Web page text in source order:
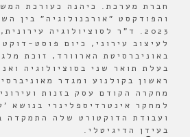
חברת מערכת. כיהנה כעורכת
2023. ד"ר לסוציולוגיה
לעיצוב עירוני, כיום פוסט-
באוניברסיטת הארוורד, זוכת
בעלת תואר שני בסוציולוגיה
ראשון בקולנוע ומגדר
מחקרה הקודם עסק בזנות
למחקר אינטרדיספלינרי בנושא
ועבודת הדוקטורט שלה התמקדה
בעידן הדיגיטלי.